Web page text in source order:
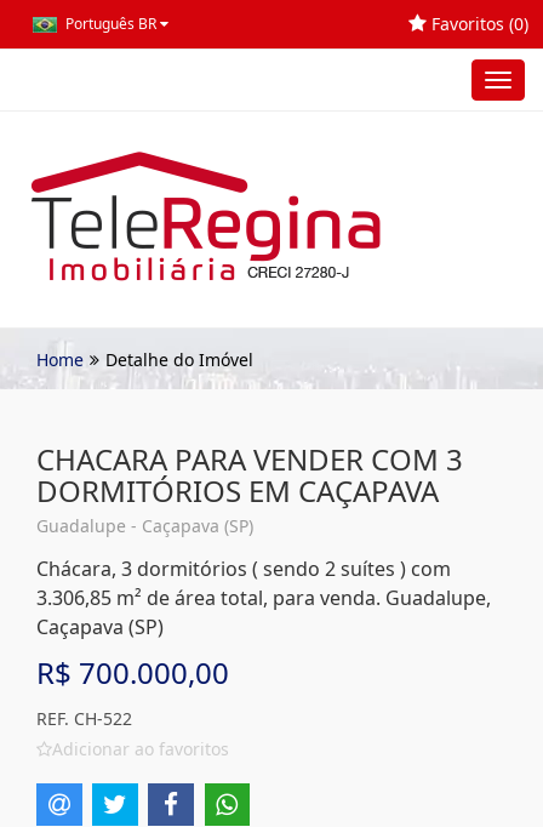
Português BR Favoritos (0)
Home Detalhe do Imóvel
CHACARA PARA VENDER COM 3
DORMITÓRIOS EM CAÇAPAVA
Guadalupe - Caçapava (SP)
Chácara, 3 dormitórios ( sendo 2 suítes ) com
3.306,85 m² de área total, para venda. Guadalupe,
Caçapava (SP)
R$ 700.000,00
REF. CH-522
Adicionar ao favoritos